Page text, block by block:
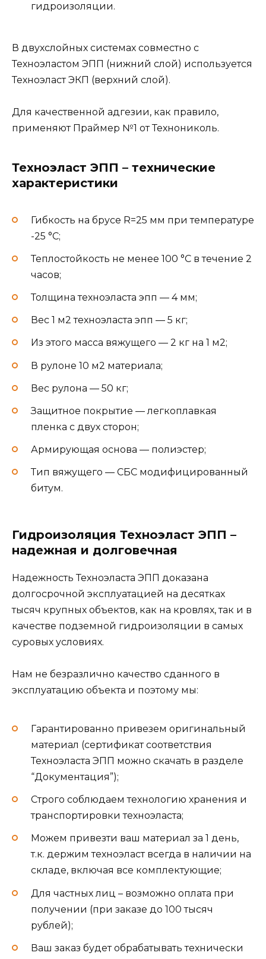
гидроизоляции.
В двухслойных системах совместно с
Техноэластом ЭПП (нижний слой) используется
Техноэласт ЭКП (верхний слой).
Для качественной адгезии, как правило,
применяют Праймер №1 от Технониколь.
Техноэласт ЭПП – технические
характеристики
Гибкость на брусе R=25 мм при температуре
-25 °C;
Теплостойкость не менее 100 °C в течение 2
часов;
Толщина техноэласта эпп — 4 мм;
Вес 1 м2 техноэласта эпп — 5 кг;
Из этого масса вяжущего — 2 кг на 1 м2;
В рулоне 10 м2 материала;
Вес рулона — 50 кг;
Защитное покрытие — легкоплавкая
пленка с двух сторон;
Армирующая основа — полиэстер;
Тип вяжущего — СБС модифицированный
битум.
Гидроизоляция Техноэласт ЭПП –
надежная и долговечная
Надежность Техноэласта ЭПП доказана
долгосрочной эксплуатацией на десятках
тысяч крупных объектов, как на кровлях, так и в
качестве подземной гидроизоляции в самых
суровых условиях.
Нам не безразлично качество сданного в
эксплуатацию объекта и поэтому мы:
Гарантированно привезем оригинальный
материал (сертификат соответствия
Техноэласта ЭПП можно скачать в разделе
“Документация”);
Строго соблюдаем технологию хранения и
транспортировки техноэласта;
Можем привезти ваш материал за 1 день,
т.к. держим техноэласт всегда в наличии на
складе, включая все комплектующие;
Для частных лиц – возможно оплата при
получении (при заказе до 100 тысяч
рублей);
Ваш заказ будет обрабатывать технически